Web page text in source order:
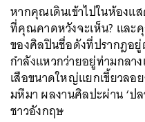
หากคุณเดินเข้าไปในห้องแ
ที่คุณคาดหวังจะเห็น? และ
ของศิลปินชื่อดังที่ปรากฎอ
กำลังแหวกว่ายอยู่ท่ามกลา
เสือขนาดใหญ่แยกเขี้ยวลอ
มหึมา ผลงานศิลปะผ่าน ‘ปล
ชาวอังกฤษ